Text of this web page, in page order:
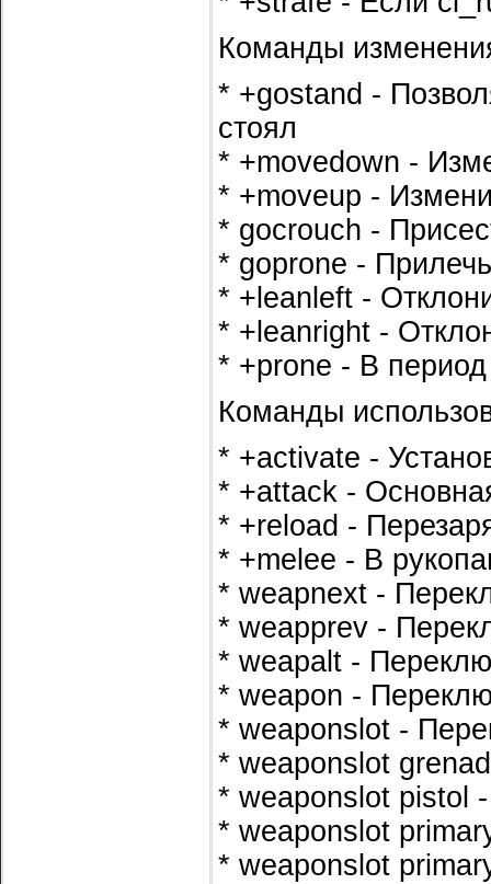
Команды
* +gostand -
стоял
* +movedown -
* +moveup -
* gocrouch -
* goprone - Прилечь
* +leanleft -
* +leanright -
* +prone - В
Команды
* +activate -
* +attack -
* +reload -
* +melee - В
* weapnext -
* weapprev -
* weapalt -
* weapon -
* weaponslot -
* weaponslot
* weaponslot pistol
* weaponslot
* weaponslot